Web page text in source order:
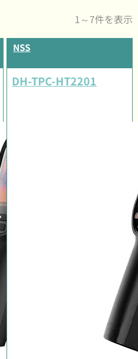
1～7件を表示
NSS
DH-TPC-HT2201